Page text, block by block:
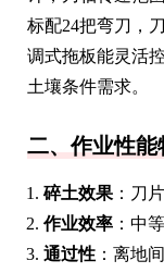
标配24把弯刀，
调式拖板能灵活
土壤条件需求。
二、作业性能
碎土效果 ：刀
作业效率 ：中
通过性 ：离地